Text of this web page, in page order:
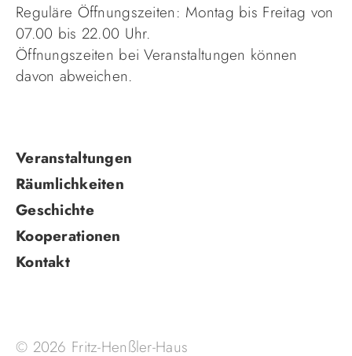
Reguläre Öffnungszeiten: Montag bis Freitag von
07.00 bis 22.00 Uhr.
Öffnungszeiten bei Veranstaltungen können
davon abweichen.
Navigation
überspringen
Veranstaltungen
Räumlichkeiten
Geschichte
Kooperationen
Kontakt
© 2026 Fritz-Henßler-Haus